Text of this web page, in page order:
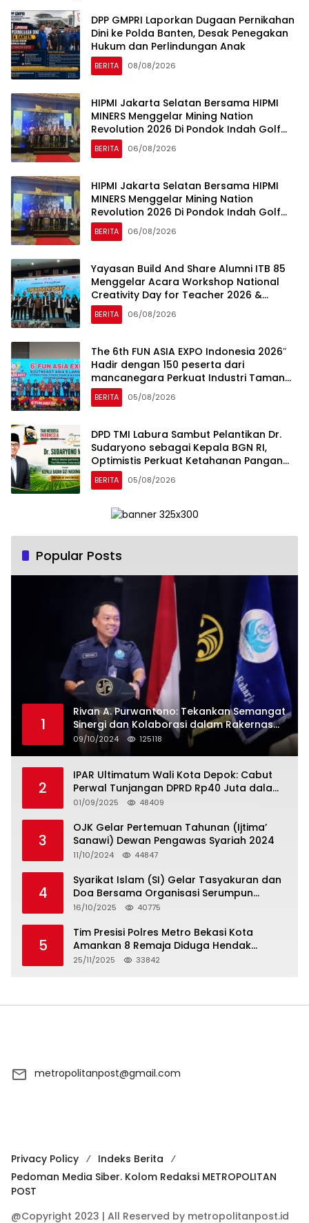
DPP GMPRI Laporkan Dugaan Pernikahan
Dini ke Polda Banten, Desak Penegakan
Hukum dan Perlindungan Anak
BERITA 08/08/2026
HIPMI Jakarta Selatan Bersama HIPMI
MINERS Menggelar Mining Nation
Revolution 2026 Di Pondok Indah Golf
Jakarta
BERITA 06/08/2026
HIPMI Jakarta Selatan Bersama HIPMI
MINERS Menggelar Mining Nation
Revolution 2026 Di Pondok Indah Golf
Jakarta
BERITA 06/08/2026
Yayasan Build And Share Alumni ITB 85
Menggelar Acara Workshop National
Creativity Day for Teacher 2026 &
Dibuka Resmi Pramono Anung (Gubernur
DKI Jakarta)
BERITA 06/08/2026
The 6th FUN ASIA EXPO Indonesia 2026″
Hadir dengan 150 peserta dari
mancanegara Perkuat Industri Taman
Rekreasi dan Ekosistem Pariwisata di
Tanah Air
BERITA 05/08/2026
DPD TMI Labura Sambut Pelantikan Dr.
Sudaryono sebagai Kepala BGN RI,
Optimistis Perkuat Ketahanan Pangan
dan Gizi Nasional
BERITA 05/08/2026
Popular Posts
1
Rivan A. Purwantono: Tekankan Semangat
Sinergi dan Kolaborasi dalam Rakernas
Serikat Pekerja Jasa Raharja
09/10/2024 125118
2
IPAR Ultimatum Wali Kota Depok: Cabut
Perwal Tunjangan DPRD Rp40 Juta dalam
5 Hari atau Hadapi Aksi Rakyat
01/09/2025 48409
3
OJK Gelar Pertemuan Tahunan (Ijtima’
Sanawi) Dewan Pengawas Syariah 2024
11/10/2024 44847
4
Syarikat Islam (SI) Gelar Tasyakuran dan
Doa Bersama Organisasi Serumpun
Syarikat Islam Doa
16/10/2025 40775
5
Tim Presisi Polres Metro Bekasi Kota
Amankan 8 Remaja Diduga Hendak
Tawuran
25/11/2025 33842
metropolitanpost@gmail.com
Privacy Policy
Indeks Berita
Pedoman Media Siber. Kolom Redaksi METROPOLITAN
POST
@Copyright 2023 | All Reserved by metropolitanpost.id